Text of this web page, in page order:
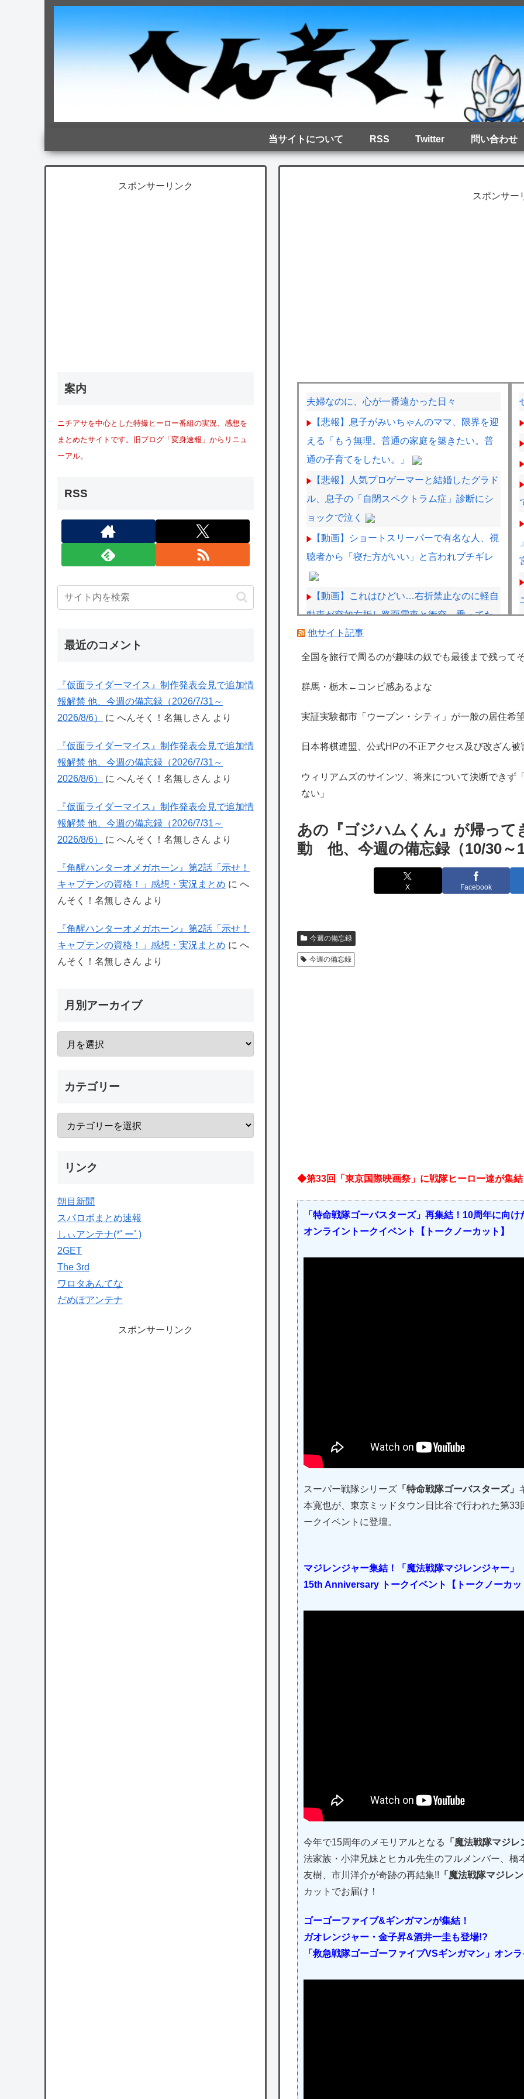
当サイトについて RSS Twitter 問い合わせ
スポンサー
夫婦なのに、心が一番遠かった日々
【悲報】息子がみいちゃんのママ、限界を迎
える「もう無理。普通の家庭を築きたい。普
通の子育てをしたい。」
【悲報】人気プロゲーマーと結婚したグラド
ル、息子の「自閉スペクトラム症」診断にシ
ョックで泣く
【動画】ショートスリーパーで有名な人、視
聴者から「寝た方がいい」と言われブチギレ
【動画】これはひどい…右折禁止なのに軽自
動車が突如右折し路面電車と衝突→乗ってた
三人組が車を捨て逃走ｗｗｗｗｗｗ
キャデラックF1、致命的なブレーキ問題の
めども立たず
暇やから近くの山に探検するぜ
ング逃し感が半端ない
海外「日本は特別！」日本の地震支援を申し
出たあの親日経営者に海外が大騒ぎ
の為替介入再びで海外が大騒ぎ
韓国人「実は日本経済を支えて生かしている
のは韓国人である理由がこちら…」→「日本
も感謝してるらしい…（ﾌﾞﾙﾌﾞﾙ」＝韓国の反
本地震直後の日本の対応のスピードに世界が
衝撃
別課題消化時は別として
Powered by livedoor 相互RSS
他サイト記事
全国を旅行で周るのが趣味の奴でも最後まで残って
群馬・栃木←コンビ感あるよな
実証実験都市「ウーブン・シティ」が一般の居住希
日本将棋連盟、公式HPの不正アクセス及び改ざん
ウィリアムズのサインツ、将来について決断できず
ない」
あの『ゴジハムくん』が帰って
動 他、今週の備忘録（10/30～
X Facebook
今週の備忘録
今週の備忘録
◆第33回「東京国際映画祭」に戦隊ヒーロー達が集
「特命戦隊ゴーバスターズ」再集結！10周年に向
オンライントークイベント【トークノーカット】
スーパー戦隊シリーズ 「特命戦隊ゴーバスターズ」
本寛也が、東京ミッドタウン日比谷で行われた第
ークイベントに登壇。
マジレンジャー集結！「魔法戦隊マジレンジャー」
15th Anniversary トークイベント【トークノーカッ
今年で15周年のメモリアルとなる
「魔法戦隊マジ
法家族・小津兄妹とヒカル先生のフルメンバー、
友樹、市川洋介が奇跡の再結集!! 「魔法戦隊マジレ
カットでお届け！
ゴーゴーファイブ&ギンガマンが集結！
ガオレンジャー・金子昇&酒井一圭も登場!?
「救急戦隊ゴーゴーファイブVSギンガマン」オン
スポンサーリンク
案内
ニチアサを中心とした特撮ヒーロー番組の実況、感想を
まとめたサイトです。旧ブログ「変身速報」からリニュ
ーアル。
RSS
最近のコメント
『仮面ライダーマイス』制作発表会見で追加情
報解禁 他、今週の備忘録（2026/7/31～
2026/8/6）
に へんそく！名無しさん より
『仮面ライダーマイス』制作発表会見で追加情
報解禁 他、今週の備忘録（2026/7/31～
2026/8/6）
に へんそく！名無しさん より
『仮面ライダーマイス』制作発表会見で追加情
報解禁 他、今週の備忘録（2026/7/31～
2026/8/6）
に へんそく！名無しさん より
『角醒ハンターオメガホーン』第2話「示せ！
キャプテンの資格！」感想・実況まとめ に へ
んそく！名無しさん より
『角醒ハンターオメガホーン』第2話「示せ！
キャプテンの資格！」感想・実況まとめ に へ
んそく！名無しさん より
月別アーカイブ
カテゴリー
リンク
朝目新聞
スパロボまとめ速報
しぃアンテナ(*ﾟーﾟ)
2GET
The 3rd
ワロタあんてな
だめぽアンテナ
スポンサーリンク